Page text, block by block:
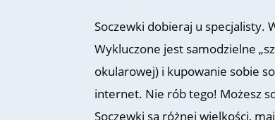
Soczewki dobieraj u specjalisty.
Wykluczone jest samodzielne
okularowej) i kupowanie sobie
internet. Nie rób tego! Możesz
Soczewki są różnej wielkości,